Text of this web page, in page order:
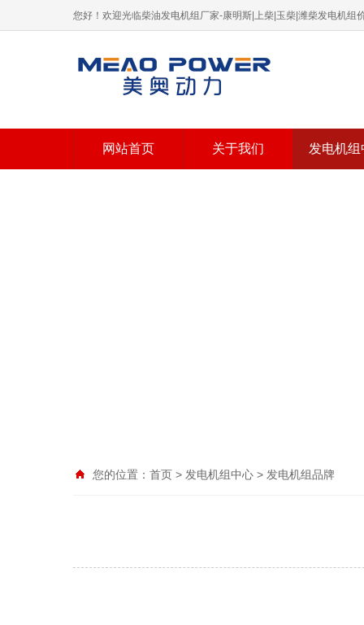
您好！欢迎光临柴油发电机组厂家-康明斯|上柴|玉柴|潍柴发电机
网站首页 关于我们 发电机组
您的位置： 首页 > 发电机组中心 > 发电机组品牌